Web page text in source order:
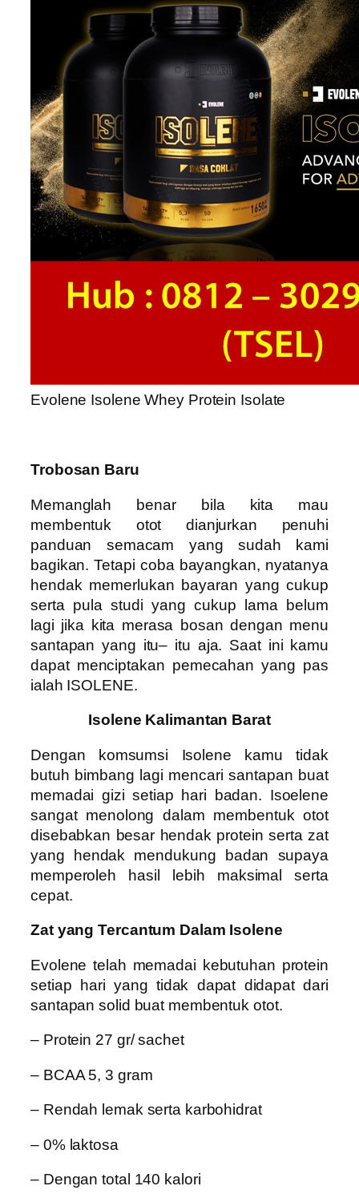
Evolene Isolene Whey Protein Isolate
Trobosan Baru
Memanglah benar bila kita mau
membentuk otot dianjurkan penuhi
panduan semacam yang sudah kami
bagikan. Tetapi coba bayangkan, nyatanya
hendak memerlukan bayaran yang cukup
serta pula studi yang cukup lama belum
lagi jika kita merasa bosan dengan menu
santapan yang itu– itu aja. Saat ini kamu
dapat menciptakan pemecahan yang pas
ialah ISOLENE.
Isolene Kalimantan Barat
Dengan komsumsi Isolene kamu tidak
butuh bimbang lagi mencari santapan buat
memadai gizi setiap hari badan. Isoelene
sangat menolong dalam membentuk otot
disebabkan besar hendak protein serta zat
yang hendak mendukung badan supaya
memperoleh hasil lebih maksimal serta
cepat.
Zat yang Tercantum Dalam Isolene
Evolene telah memadai kebutuhan protein
setiap hari yang tidak dapat didapat dari
santapan solid buat membentuk otot.
– Protein 27 gr/ sachet
– BCAA 5, 3 gram
– Rendah lemak serta karbohidrat
– 0% laktosa
– Dengan total 140 kalori